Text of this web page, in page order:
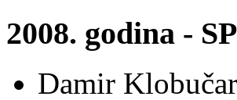
2008. godina -
Damir